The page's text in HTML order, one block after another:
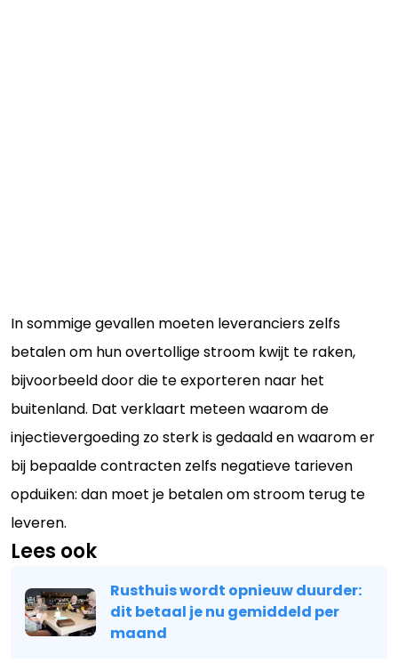
In sommige gevallen moeten leveranciers zelfs
betalen om hun overtollige stroom kwijt te raken,
bijvoorbeeld door die te exporteren naar het
buitenland. Dat verklaart meteen waarom de
injectievergoeding zo sterk is gedaald en waarom er
bij bepaalde contracten zelfs negatieve tarieven
opduiken: dan moet je betalen om stroom terug te
leveren.
Lees ook
Rusthuis wordt opnieuw duurder:
dit betaal je nu gemiddeld per
maand